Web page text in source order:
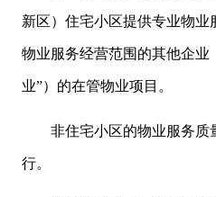
新区）住宅小区提供专业物
物业服务经营范围的其他企业
业”）的在管物业项目。
非住宅小区的物业服务质
行。